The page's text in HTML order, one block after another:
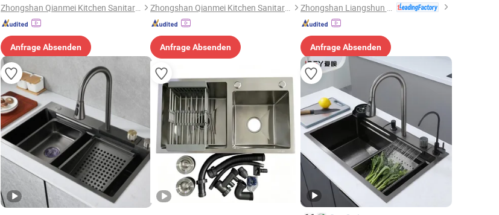
Zhongshan Qianmei Kitchen Sanitary Ware Co., Ltd.
Anfrage Absenden
Zhongshan Qianmei Kitchen Sanitary Ware Co., Ltd.
Anfrage Absenden Anfrage Absenden